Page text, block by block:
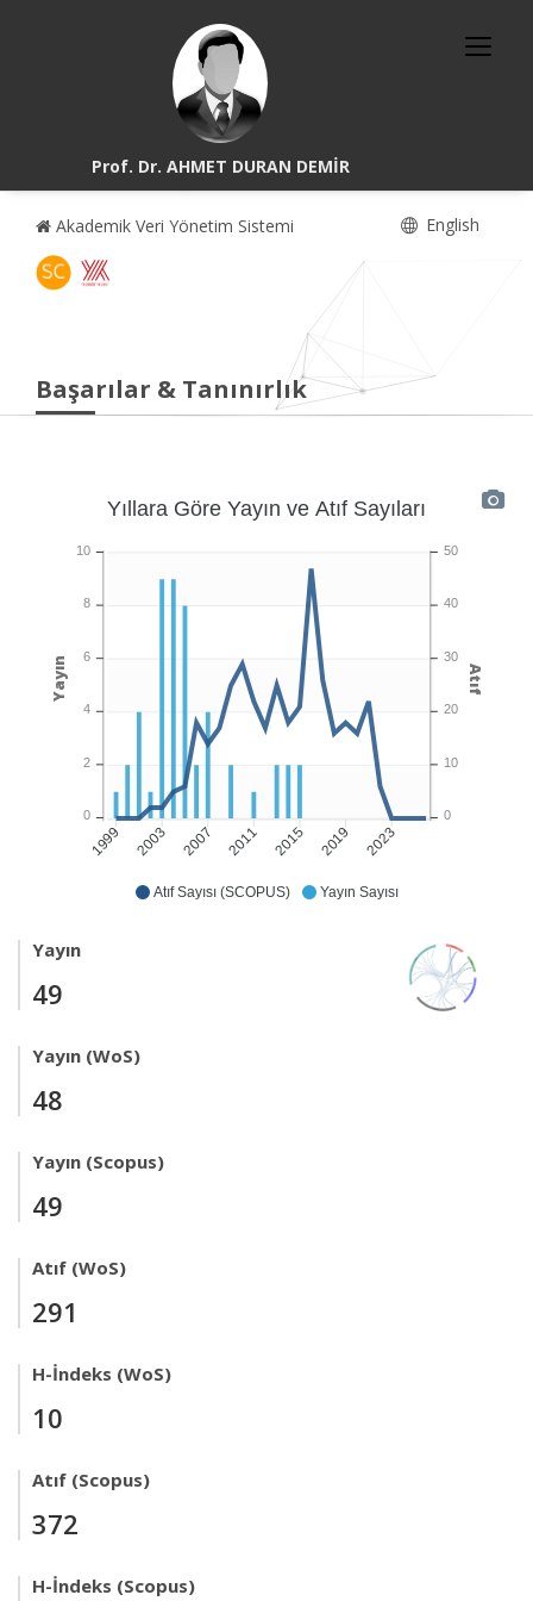
Prof. Dr. AHMET DURAN DEMİR
Akademik Veri Yönetim Sistemi English
Başarılar & Tanınırlık
Atıf Sayısı (SCOPUS) Yayın Sayısı
1999 2003 2007 2011 2015 2019 2023
Yıllara Göre Yayın ve Atıf Sayıları
50
40
30
20
10
0
Atıf
10
8
6
4
2
0
Yayın
Yayın
49
Yayın (WoS)
48
Yayın (Scopus)
49
Atıf (WoS)
291
H-İndeks (WoS)
10
Atıf (Scopus)
372
H-İndeks (Scopus)